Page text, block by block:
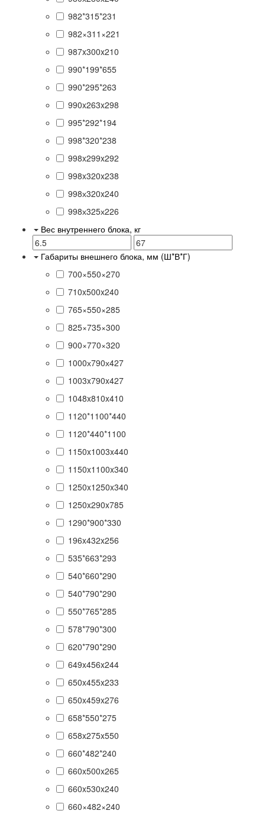
982*315*231
982×311×221
987x300x210
990*199*655
990*295*263
990x263x298
995*292*194
998*320*238
998x299x292
998x320x238
998х320x240
998х325х226
Вес внутреннего блока, кг
Габариты внешнего блока, мм (Ш*В*Г)
700×550×270
710x500x240
765×550×285
825×735×300
900×770×320
1000х790х427
1003x790x427
1048x810x410
1120*1100*440
1120*440*1100
1150x1003x440
1150x1100x340
1250x1250x340
1250x290x785
1290*900*330
196x432x256
535*663*293
540*660*290
540*790*290
550*765*285
578*790*300
620*790*290
649x456x244
650x455x233
650x459x276
658*550*275
658x275x550
660*482*240
660x500x265
660x530x240
660×482×240